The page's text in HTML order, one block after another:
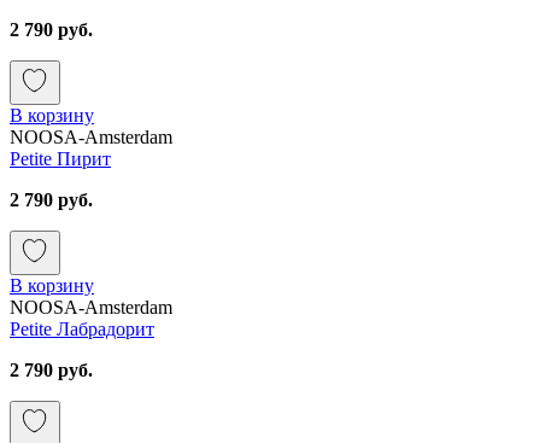
2 790 руб.
В корзину
NOOSA-Amsterdam
Petite Пирит
2 790 руб.
В корзину
NOOSA-Amsterdam
Petite Лабрадорит
2 790 руб.